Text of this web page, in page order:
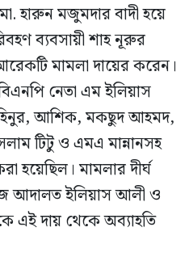
হারুন মজুমদার বাদী হয়ে
ব্যবসায়ী শাহ নূরুর
মামলা দায়ের করেন।
নেতা এম ইলিয়াস
আশিক, মকছুদ আহমদ,
টিটু ও এমএ মান্নানসহ
মামলার দীর্ঘ
আদালত ইলিয়াস আলী ও
এই দায় থেকে অব্যাহতি